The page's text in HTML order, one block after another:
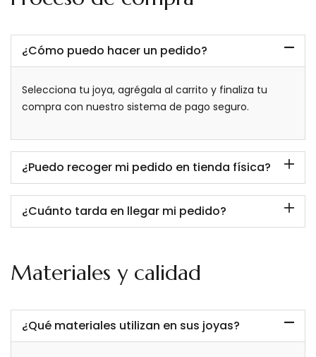
¿Cómo puedo hacer un pedido?
Selecciona tu joya, agrégala al carrito y finaliza tu
compra con nuestro sistema de pago seguro.
¿Puedo recoger mi pedido en tienda física?
¿Cuánto tarda en llegar mi pedido?
Materiales y calidad
¿Qué materiales utilizan en sus joyas?